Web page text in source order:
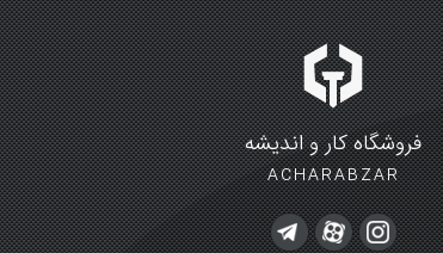
فروشگاه کار و اندیشه
ACHARABZAR